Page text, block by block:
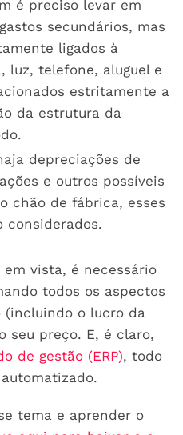
é preciso levar em
secundários, mas
ligados à
luz, telefone, aluguel e
estritamente a
da estrutura da
depreciações de
e outros possíveis
chão de fábrica, esses
considerados.
vista, é necessário
todos os aspectos
(incluindo o lucro da
seu preço. E, é claro,
de gestão (ERP), todo
tema e aprender o